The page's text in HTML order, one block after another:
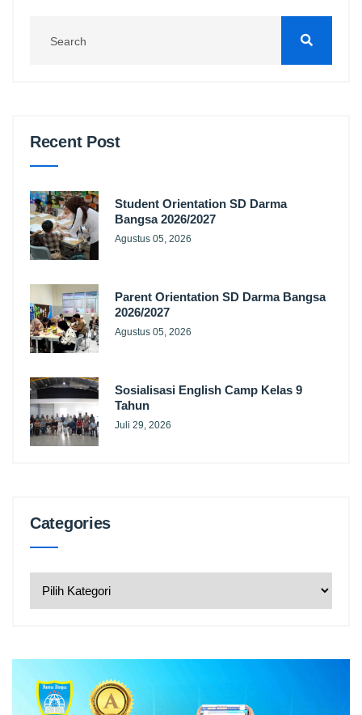
Recent Post
Student Orientation SD Darma
Bangsa 2026/2027
Agustus 05, 2026
Parent Orientation SD Darma Bangsa
2026/2027
Agustus 05, 2026
Sosialisasi English Camp Kelas 9
Tahun
Juli 29, 2026
Categories